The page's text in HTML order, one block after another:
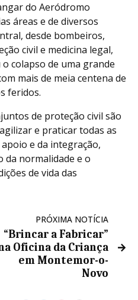
do Aeródromo
áreas e de diversos
desde bombeiros,
civil e medicina legal,
colapso de uma grande
mais de meia centena de
feridos.
de proteção civil são
e praticar todas as
e da integração,
da normalidade e o
de vida das
PRÓXIMA NOTÍCIA
“Brincar a Fabricar”
Oficina da Criança
em Montemor-o-
Novo